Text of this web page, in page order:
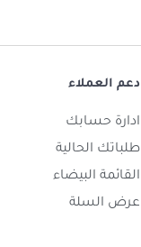
دعم العملاء
ادارة حسابك
طلباتك الحالية
القائمة البيضاء
عرض السلة